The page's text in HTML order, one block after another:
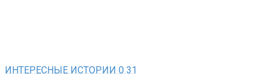
ИНТЕРЕСНЫЕ ИСТОРИИ 0 31